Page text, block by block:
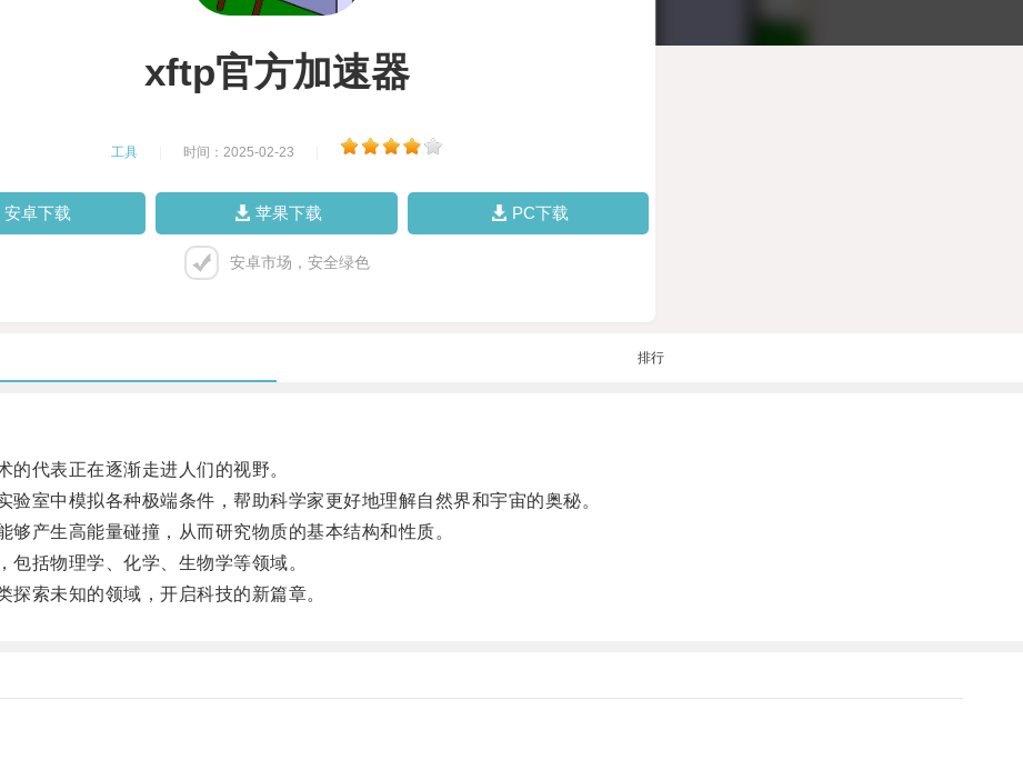
xftp官方加速器
工具 时间：2025-02-23
安卓下载 苹果下载 PC下载
安卓市场，安全绿色
排行
代表正在逐渐走进人们的视野。
中模拟各种极端条件，帮助科学家更好地理解自然界和宇宙的奥秘。
产生高能量碰撞，从而研究物质的基本结构和性质。
括物理学、化学、生物学等领域。
索未知的领域，开启科技的新篇章。